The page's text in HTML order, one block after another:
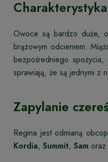
Owoce są bardzo duże,
brązowym odcieniem.
bezpośredniego
sprawiają, że są jednymi z
Zapylanie
Regina jest odmianą
Kordia, Summit, Sam oraz